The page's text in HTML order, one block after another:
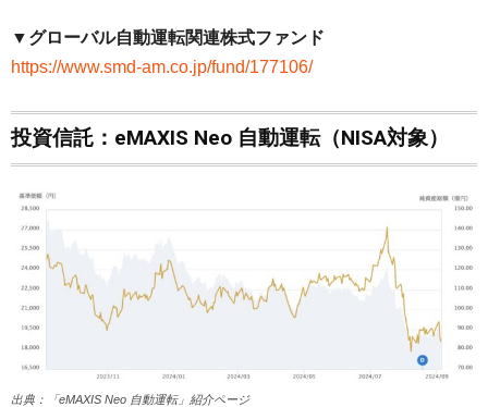
▼グローバル自動運転関連株式ファンド
https://www.smd-am.co.jp/fund/177106/
投資信託：eMAXIS Neo 自動運転（NISA対象）
出典：「eMAXIS Neo 自動運転」紹介ページ